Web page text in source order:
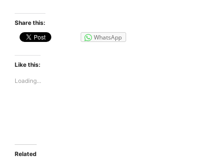
Share this:
WhatsApp
Like this:
Loading...
Related